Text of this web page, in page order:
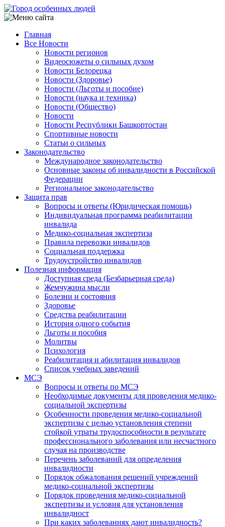
Перейти
к
содержанию
Main
navigation
Главная
Все Новости
Новости регионов
Видеосюжеты о сильных духом
Новости Белорецка
Новости (Здоровье)
Новости (Льготы и пособие)
Новости (наука и техника)
Новости (Общество)
Новости
Новости Республики Башкортостан
Спортивные новости
Статьи о сильных
Законодательство
Международное законодательство
Основные законы об инвалидности в Российской
Федерации
Региональное законодательство
Защита прав
Вопросы и ответы (Юридическая помощь)
Индивидуальная программа реабилитации
инвалида
Медико-социальная экспертиза
Правила перевозки инвалидов
Социальная поддержка
Трудоустройство инвалидов
Полезная информация
Доступная среда (Безбарьерная среда)
Жемчужина мысли
Болезни и состояния
Здоровье
Средства реабилитации
История одного события
Льготы и пособия
Молитвы
Психология
Реабилитация и абилитация инвалидов
Список учебных заведений
МСЭ
Вопросы и ответы по МСЭ
Необходимые документы для проведения медико-
социальной экспертизы
Особенности проведения медико-социальной
экспертизы с целью установления степени
стойкой утраты трудоспособности в результате
профессионального заболевания или несчастного
случая на производстве
Перечень заболеваний для определения
инвалидности
Порядок обжалования решений учреждений
медико-социальной экспертизы
Порядок проведения медико-социальной
экспертизы и условия для установления
инвалидност
При каких заболеваниях дают инвалидность?